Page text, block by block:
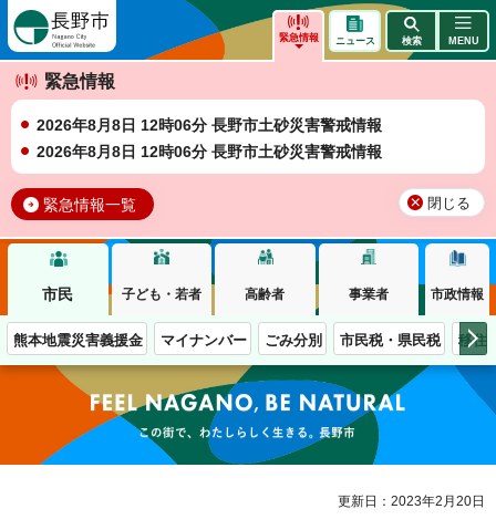
緊急情報
緊急情報
2026年8月8日 12時06分 長野市土砂災害警戒情報
2026年8月8日 12時06分 長野市土砂災害警戒情報
緊急情報一覧 閉じる
ニュース 検索 MENU
市民 子ども・若者 高齢者 事業者 市政情報
熊本地震災害義援金 マイナンバー ごみ分別 市民税・県民税 移住
この街で、わたしらしく生きる。長野市
更新日：2023年2月20日